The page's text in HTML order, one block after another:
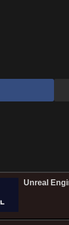
Unreal